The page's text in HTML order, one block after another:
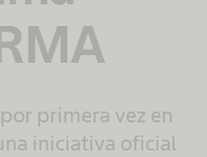
primera vez en
iniciativa oficial